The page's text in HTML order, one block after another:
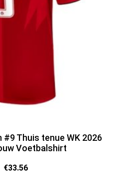
#9 Thuis tenue WK 2026
Voetbalshirt
€33.56